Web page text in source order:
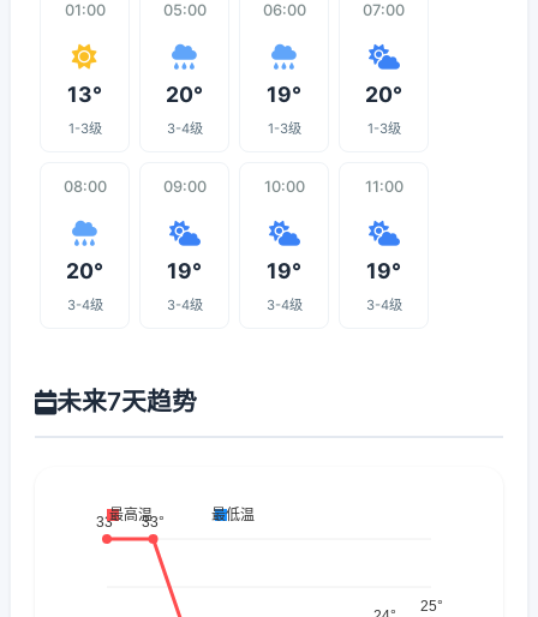
01:00
13°
1-3级
05:00
20°
3-4级
06:00
19°
1-3级
07:00
20°
1-3级
08:00
20°
3-4级
09:00
19°
3-4级
10:00
19°
3-4级
11:00
19°
3-4级
未来7天趋势